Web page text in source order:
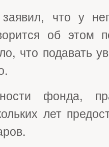
заявил, что у
об этом
что подавать
фонда,
лет